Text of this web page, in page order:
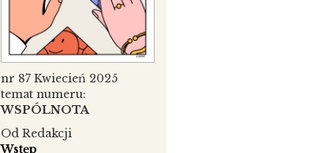
nr 87 Kwiecień 2025
temat numeru:
WSPÓLNOTA
Od Redakcji
Wstęp